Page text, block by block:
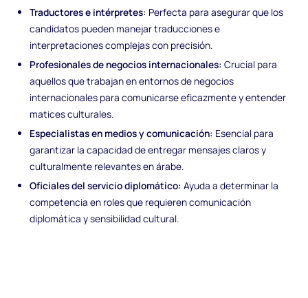
Traductores e intérpretes: Perfecta para asegurar que los
candidatos pueden manejar traducciones e
interpretaciones complejas con precisión.
Profesionales de negocios internacionales: Crucial para
aquellos que trabajan en entornos de negocios
internacionales para comunicarse eficazmente y entender
matices culturales.
Especialistas en medios y comunicación: Esencial para
garantizar la capacidad de entregar mensajes claros y
culturalmente relevantes en árabe.
Oficiales del servicio diplomático: Ayuda a determinar la
competencia en roles que requieren comunicación
diplomática y sensibilidad cultural.